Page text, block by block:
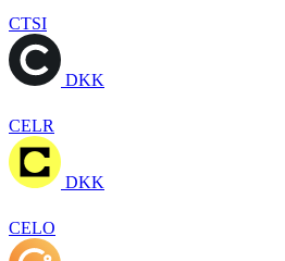
CTSI
DKK
CELR
DKK
CELO